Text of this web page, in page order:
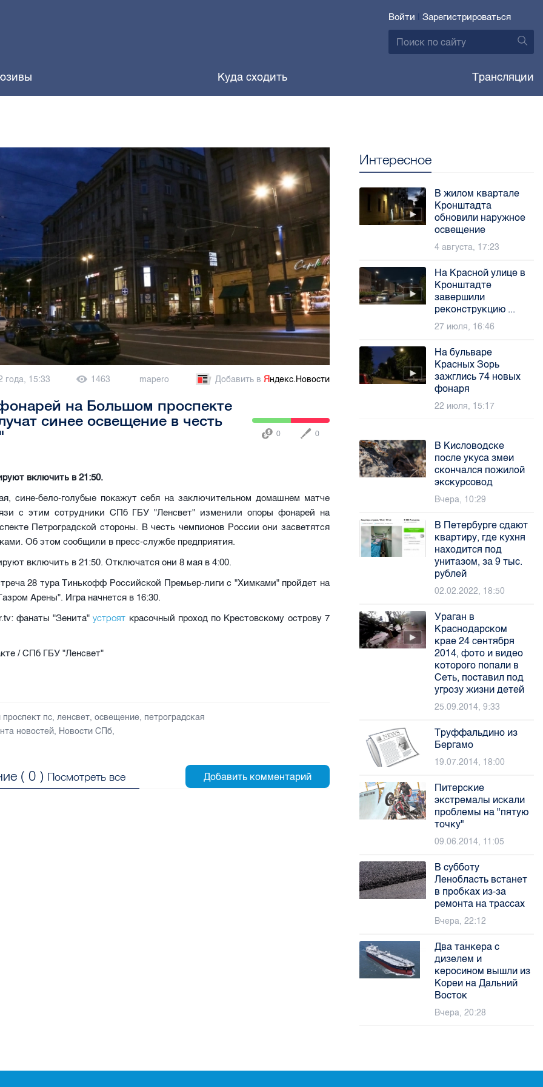
Войти | Зарегистрироваться
Куда сходить Трансляции
года, 15:33 1463 mapero Добавить в Яндекс.Новости
на Большом проспекте
синее освещение в честь
0 0
включить в 21:50.
сине-бело-голубые покажут себя на заключительном домашнем матче
с этим сотрудники СПб ГБУ "Ленсвет" изменили опоры фонарей на
Петроградской стороны. В честь чемпионов России они засветятся
Об этом сообщили в пресс-службе предприятия.
включить в 21:50. Отключатся они 8 мая в 4:00.
28 тура Тинькофф Российской Премьер-лиги с "Химками" пройдет на
Арены". Игра начнется в 16:30.
фанаты "Зенита"устроят красочный проход по Крестовскому острову 7
/ СПб ГБУ "Ленсвет"
пс,ленсвет,освещение, петроградская
новостей, Новости СПб,
(0 ) Посмотреть все
Интересное
В жилом квартале
Кронштадта
обновили наружное
освещение
4 августа, 17:23
На Красной улице в
Кронштадте
завершили
реконструкцию ...
27 июля, 16:46
На бульваре
Красных Зорь
зажглись 74 новых
фонаря
22 июля, 15:17
В Кисловодске
после укуса змеи
скончался пожилой
экскурсовод
Вчера, 10:29
В Петербурге сдают
квартиру, где кухня
находится под
унитазом, за 9 тыс.
рублей
02.02.2022, 18:50
Ураган в
Краснодарском
крае 24 сентября
2014, фото и видео
которого попали в
Сеть, поставил под
угрозу жизни детей
25.09.2014, 9:33
Труффальдино из
Бергамо
19.07.2014, 18:00
Питерские
экстремалы искали
проблемы на "пятую
точку"
09.06.2014, 11:05
В субботу
Ленобласть встанет
в пробках из-за
ремонта на трассах
Вчера, 22:12
Два танкера с
дизелем и
керосином вышли из
Кореи на Дальний
Восток
Вчера, 20:28